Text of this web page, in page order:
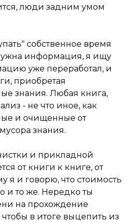
люди задним умом
собственное время
информация, я ищу
уже переработал, и
приобретая
знания. Любая книга,
- не что иное, как
и очищенные от
знания.
и прикладной
от книги к книге, от
я и говорю, что стоимость
и то же. Нередко ты
на прохождение
в итоге выцепить из